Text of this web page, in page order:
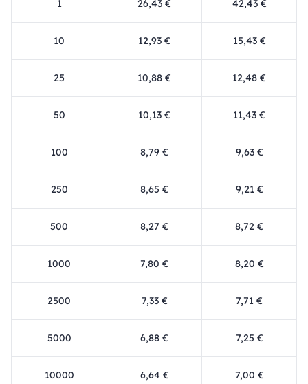
1 26,43 € 42,43 €
10 12,93 € 15,43 €
25 10,88 € 12,48 €
50 10,13 € 11,43 €
100 8,79 € 9,63 €
250 8,65 € 9,21 €
500 8,27 € 8,72 €
1000 7,80 € 8,20 €
2500 7,33 € 7,71 €
5000 6,88 € 7,25 €
10000 6,64 € 7,00 €